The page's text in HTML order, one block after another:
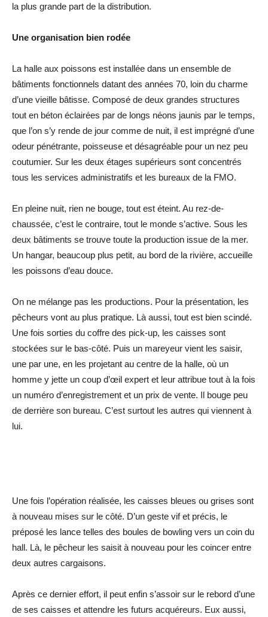
la plus grande part de la distribution.
Une organisation bien rodée
La halle aux poissons est installée dans un ensemble de
bâtiments fonctionnels datant des années 70, loin du charme
d’une vieille bâtisse. Composé de deux grandes structures
tout en béton éclairées par de longs néons jaunis par le temps,
que l’on s’y rende de jour comme de nuit, il est imprégné d’une
odeur pénétrante, poisseuse et désagréable pour un nez peu
coutumier. Sur les deux étages supérieurs sont concentrés
tous les services administratifs et les bureaux de la FMO.
En pleine nuit, rien ne bouge, tout est éteint. Au rez-de-
chaussée, c’est le contraire, tout le monde s’active. Sous les
deux bâtiments se trouve toute la production issue de la mer.
Un hangar, beaucoup plus petit, au bord de la rivière, accueille
les poissons d’eau douce.
On ne mélange pas les productions. Pour la présentation, les
pêcheurs vont au plus pratique. Là aussi, tout est bien scindé.
Une fois sorties du coffre des pick-up, les caisses sont
stockées sur le bas-côté. Puis un mareyeur vient les saisir,
une par une, en les projetant au centre de la halle, où un
homme y jette un coup d’œil expert et leur attribue tout à la fois
un numéro d’enregistrement et un prix de vente. Il bouge peu
de derrière son bureau. C’est surtout les autres qui viennent à
lui.
Une fois l’opération réalisée, les caisses bleues ou grises sont
à nouveau mises sur le côté. D’un geste vif et précis, le
préposé les lance telles des boules de bowling vers un coin du
hall. Là, le pêcheur les saisit à nouveau pour les coincer entre
deux autres cargaisons.
Après ce dernier effort, il peut enfin s’assoir sur le rebord d’une
de ses caisses et attendre les futurs acquéreurs. Eux aussi,